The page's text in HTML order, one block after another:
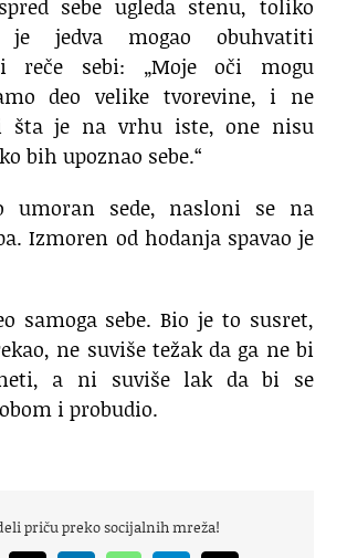
sebe ugleda stenu, toliko
jedva mogao obuhvatiti
i reče sebi: „Moje oči mogu
deo velike tvorevine, i ne
šta je na vrhu iste, one nisu
bih upoznao sebe.“
umoran sede, nasloni se na
Izmoren od hodanja spavao je
samoga sebe. Bio je to susret,
ne suviše težak da ga ne bi
a ni suviše lak da bi se
i probudio.
priču preko socijalnih mreža!